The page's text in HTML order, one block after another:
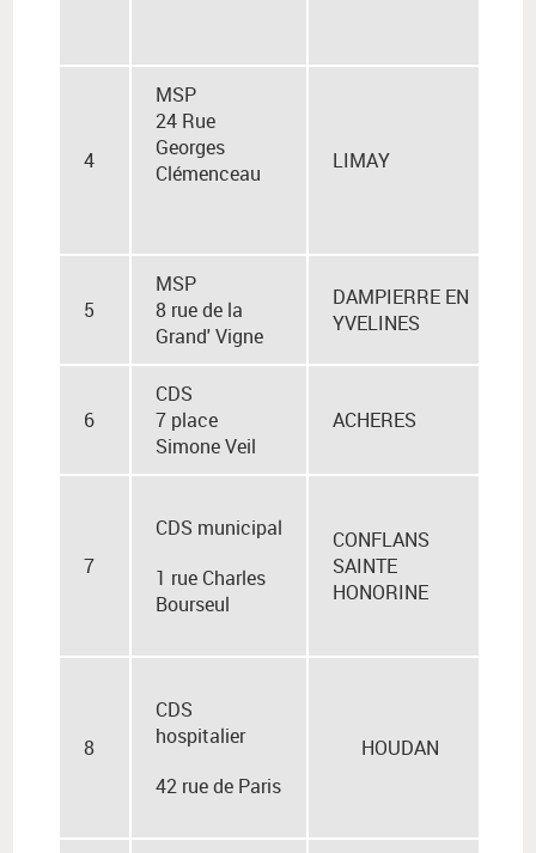
4
MSP
24 Rue
Georges
Clémenceau
LIMAY
5
MSP
8 rue de la
Grand' Vigne
DAMPIERRE EN
YVELINES
6
CDS
7 place
Simone Veil
ACHERES
7
CDS municipal
1 rue Charles
Bourseul
CONFLANS
SAINTE
HONORINE
8
CDS
hospitalier
42 rue de Paris
HOUDAN